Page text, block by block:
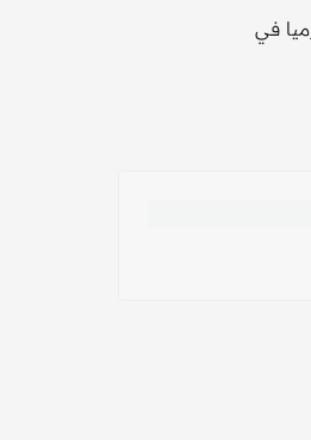
إلى 1.21 مليون برميل يوميا في